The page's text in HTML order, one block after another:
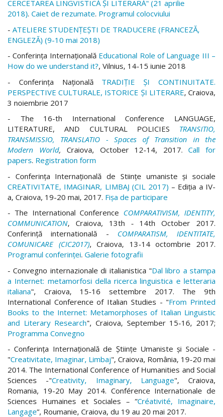
CERCETAREA LINGVISTICĂ ȘI LITERARĂ" (21 aprilie
2018). Caiet de rezumate. Programul colocviului
- ATELIERE STUDENȚEȘTI DE TRADUCERE (FRANCEZĂ,
ENGLEZĂ) (9-10 mai 2018)
- Conferința Internațională Educational Role of Language III –
How do we understand it?, Vilnius, 14-15 iunie 2018
- Conferinţa Naţională TRADIŢIE ŞI CONTINUITATE.
PERSPECTIVE CULTURALE, ISTORICE ŞI LITERARE, Craiova,
3 noiembrie 2017
- The 16-th International Conference LANGUAGE,
LITERATURE, AND CULTURAL POLICIES TRANSITIO,
TRANSMISSIO, TRANSLATIO - Spaces of Transition in the
Modern World, Craiova, October 12-14, 2017.Call for
papers. Registration form
- Conferința Internațională de Stiințe umaniste și sociale
CREATIVITATE, IMAGINAR, LIMBAJ (CIL 2017) – Ediția a IV-
a, Craiova, 19-20 mai, 2017. Fișa de participare
- The International Conference COMPARATIVISM, IDENTITY,
COMMUNICATION, Craiova, 13th - 14th October 2017.
Conferinţă internatională - COMPARATISM, IDENTITATE,
COMUNICARE (CIC2017), Craiova, 13-14 octombrie 2017.
Programul conferinței. Galerie fotografii
- Convegno internazionale di italianistica "Dal libro a stampa
a Internet: metamorfosi della ricerca linguistica e letteraria
italiana", Craiova, 15-16 settembre 2017. The 9th
International Conference of Italian Studies - "From Printed
Books to the Internet: Metamorphoses of Italian Linguistic
and Literary Research", Craiova, September 15-16, 2017;
Programma Convegno
- Conferința Internațională de Științe Umaniste și Sociale -
"Creativitate, Imaginar, Limbaj", Craiova, România, 19-20 mai
2014. The International Conference of Humanities and Social
Sciences -"Creativity, Imaginary, Language", Craiova,
Romania, 19-20 May 2014. Conférence Internationale de
Sciences Humaines et Sociales – ”Créativité, Imaginaire,
Langage”, Roumanie, Craiova, du 19 au 20 mai 2017.